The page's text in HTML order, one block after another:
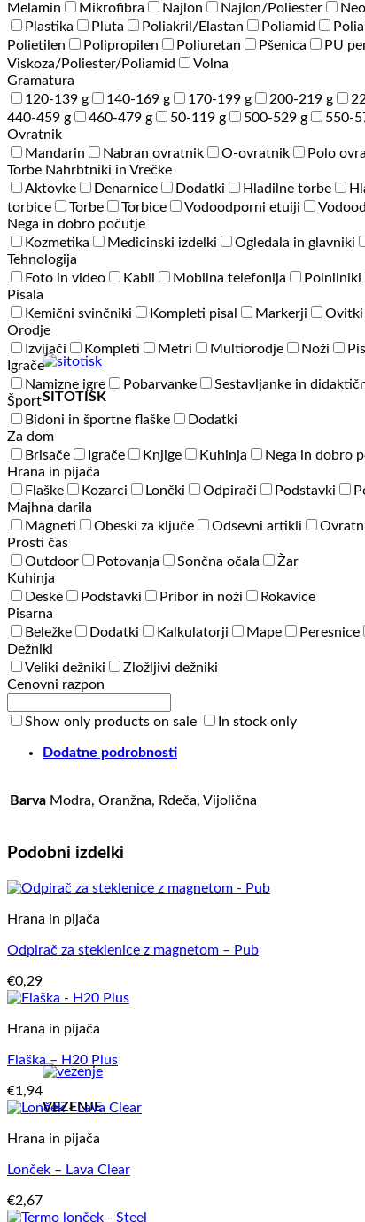
SITOTISK
VEZENJE
Melamin
Mikrofibra Najlon Najlon/Poliester
Plastika
Pluta Poliakril/Elastan Poliamid
Polietilen
Polipropilen Poliuretan Pšenica PU
Viskoza/Poliester/Poliamid
Volna
Gramatura
120-139 g
140-169 g 170-199 g 200-219 g
440-459 g
460-479 g 50-119 g 500-529 g 550-
Ovratnik
Mandarin
Nabran ovratnik O-ovratnik Polo
Torbe Nahrbtniki in Vrečke
Aktovke
Denarnice Dodatki Hladilne torbe
torbice
Torbe Torbice Vodoodporni etuiji
Nega in dobro počutje
Kozmetika
Medicinski izdelki Ogledala in glavniki
Tehnologija
Foto in video
Kabli Mobilna telefonija Polnilniki
Pisala
Kemični svinčniki
Kompleti pisal Markerji Ovitki
Orodje
Izvijači
Kompleti Metri Multiorodje Noži
Igrače
Namizne igre
Pobarvanke
Sestavljanke in
Šport
Bidoni in športne flaške
Dodatki
Za dom
Brisače
Igrače Knjige Kuhinja Nega in dobro
Hrana in pijača
Flaške
Kozarci Lončki Odpirači Podstavki
Majhna darila
Magneti
Obeski za ključe Odsevni artikli
Prosti čas
Outdoor
Potovanja Sončna očala
Žar
Kuhinja
Deske
Podstavki Pribor in noži
Rokavice
Pisarna
Beležke
Dodatki Kalkulatorji Mape Peresnice
Dežniki
Veliki dežniki
Zložljivi dežniki
Cenovni razpon
Show only products on sale In stock only
Dodatne podrobnosti
Barva Modra, Oranžna, Rdeča, Vijolična
Podobni izdelki
Hrana in pijača
Odpirač za steklenice z magnetom – Pub
€0,29
Hrana in pijača
Flaška – H20 Plus
€1,94
Hrana in pijača
Lonček – Lava Clear
€2,67